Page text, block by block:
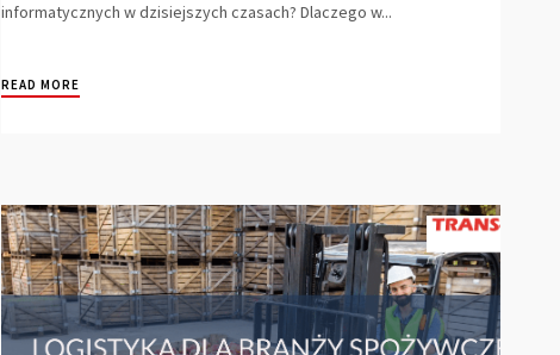
informatycznych w dzisiejszych czasach? Dlaczego w...
READ MORE